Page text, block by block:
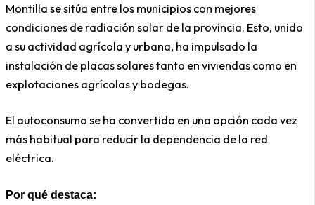
Montilla se sitúa entre los municipios con mejores
condiciones de radiación solar de la provincia. Esto, unido
a su actividad agrícola y urbana, ha impulsado la
instalación de placas solares tanto en viviendas como en
explotaciones agrícolas y bodegas.
El autoconsumo se ha convertido en una opción cada vez
más habitual para reducir la dependencia de la red
eléctrica.
Por qué destaca: